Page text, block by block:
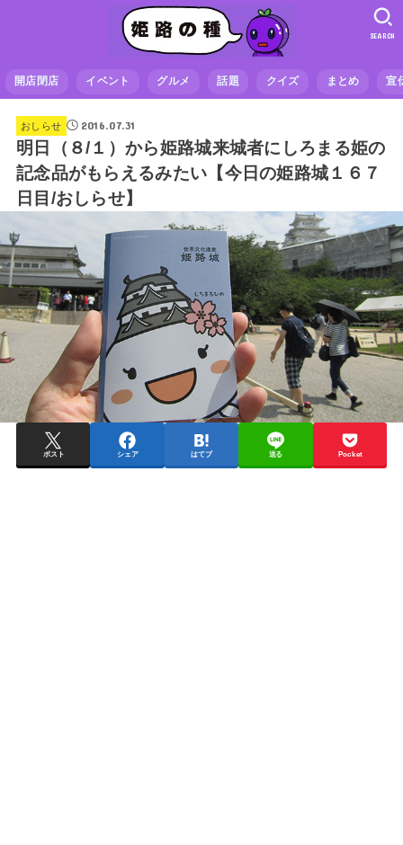
開店閉店 イベント グルメ 話題 クイズ まとめ 宣
SEARCH
おしらせ 2016.07.31
明日（８/１）から姫路城来城者にしろまる姫の
記念品がもらえるみたい【今日の姫路城１６７
日目/おしらせ】
ポスト シェア はてブ 送る Pocket